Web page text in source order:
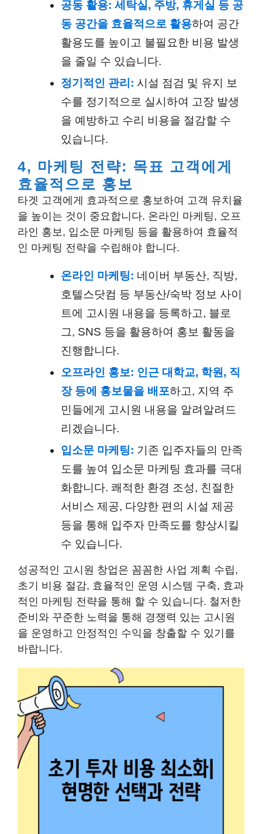
공동 활용: 세탁실, 주방, 휴게실 등 공
동 공간을 효율적으로 활용하여 공간
활용도를 높이고 불필요한 비용 발생
을 줄일 수 있습니다.
정기적인 관리: 시설 점검 및 유지 보
수를 정기적으로 실시하여 고장 발생
을 예방하고 수리 비용을 절감할 수
있습니다.
4, 마케팅 전략: 목표 고객에게
효율적으로 홍보
타겟 고객에게 효과적으로 홍보하여 고객 유치율
을 높이는 것이 중요합니다. 온라인 마케팅, 오프
라인 홍보, 입소문 마케팅 등을 활용하여 효율적
인 마케팅 전략을 수립해야 합니다.
온라인 마케팅: 네이버 부동산, 직방,
호텔스닷컴 등 부동산/숙박 정보 사이
트에 고시원 내용을 등록하고, 블로
그, SNS 등을 활용하여 홍보 활동을
진행합니다.
오프라인 홍보: 인근 대학교, 학원, 직
장 등에 홍보물을 배포하고, 지역 주
민들에게 고시원 내용을 알려알려드
리겠습니다.
입소문 마케팅: 기존 입주자들의 만족
도를 높여 입소문 마케팅 효과를 극대
화합니다. 쾌적한 환경 조성, 친절한
서비스 제공, 다양한 편의 시설 제공
등을 통해 입주자 만족도를 향상시킬
수 있습니다.
성공적인 고시원 창업은 꼼꼼한 사업 계획 수립,
초기 비용 절감, 효율적인 운영 시스템 구축, 효과
적인 마케팅 전략을 통해 할 수 있습니다. 철저한
준비와 꾸준한 노력을 통해 경쟁력 있는 고시원
을 운영하고 안정적인 수익을 창출할 수 있기를
바랍니다.